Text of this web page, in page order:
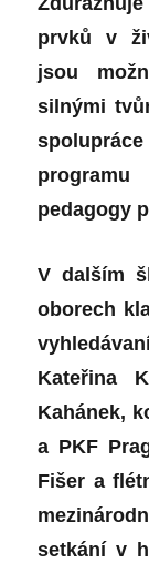
prvků v
jsou
silnými
pedagogy
V dalším
oborech
Kateřina
Kahánek,
a PKF
Fišer a
setkání v